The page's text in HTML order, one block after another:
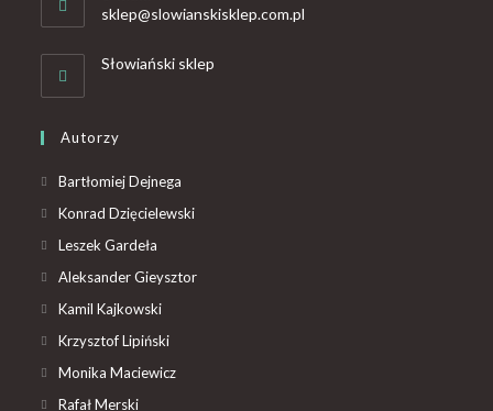
sklep@slowianskisklep.com.pl
Słowiański sklep
Autorzy
Bartłomiej Dejnega
Konrad Dzięcielewski
Leszek Gardeła
Aleksander Gieysztor
Kamil Kajkowski
Krzysztof Lipiński
Monika Maciewicz
Rafał Merski